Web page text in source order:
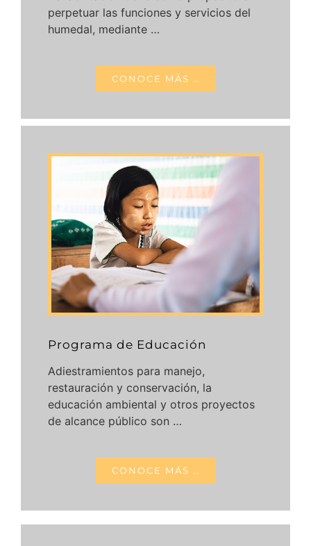
perpetuar las funciones y servicios del
humedal, mediante …
CONOCE MÁS …
Programa de Educación
Adiestramientos para manejo,
restauración y conservación, la
educación ambiental y otros proyectos
de alcance público son …
CONOCE MÁS …